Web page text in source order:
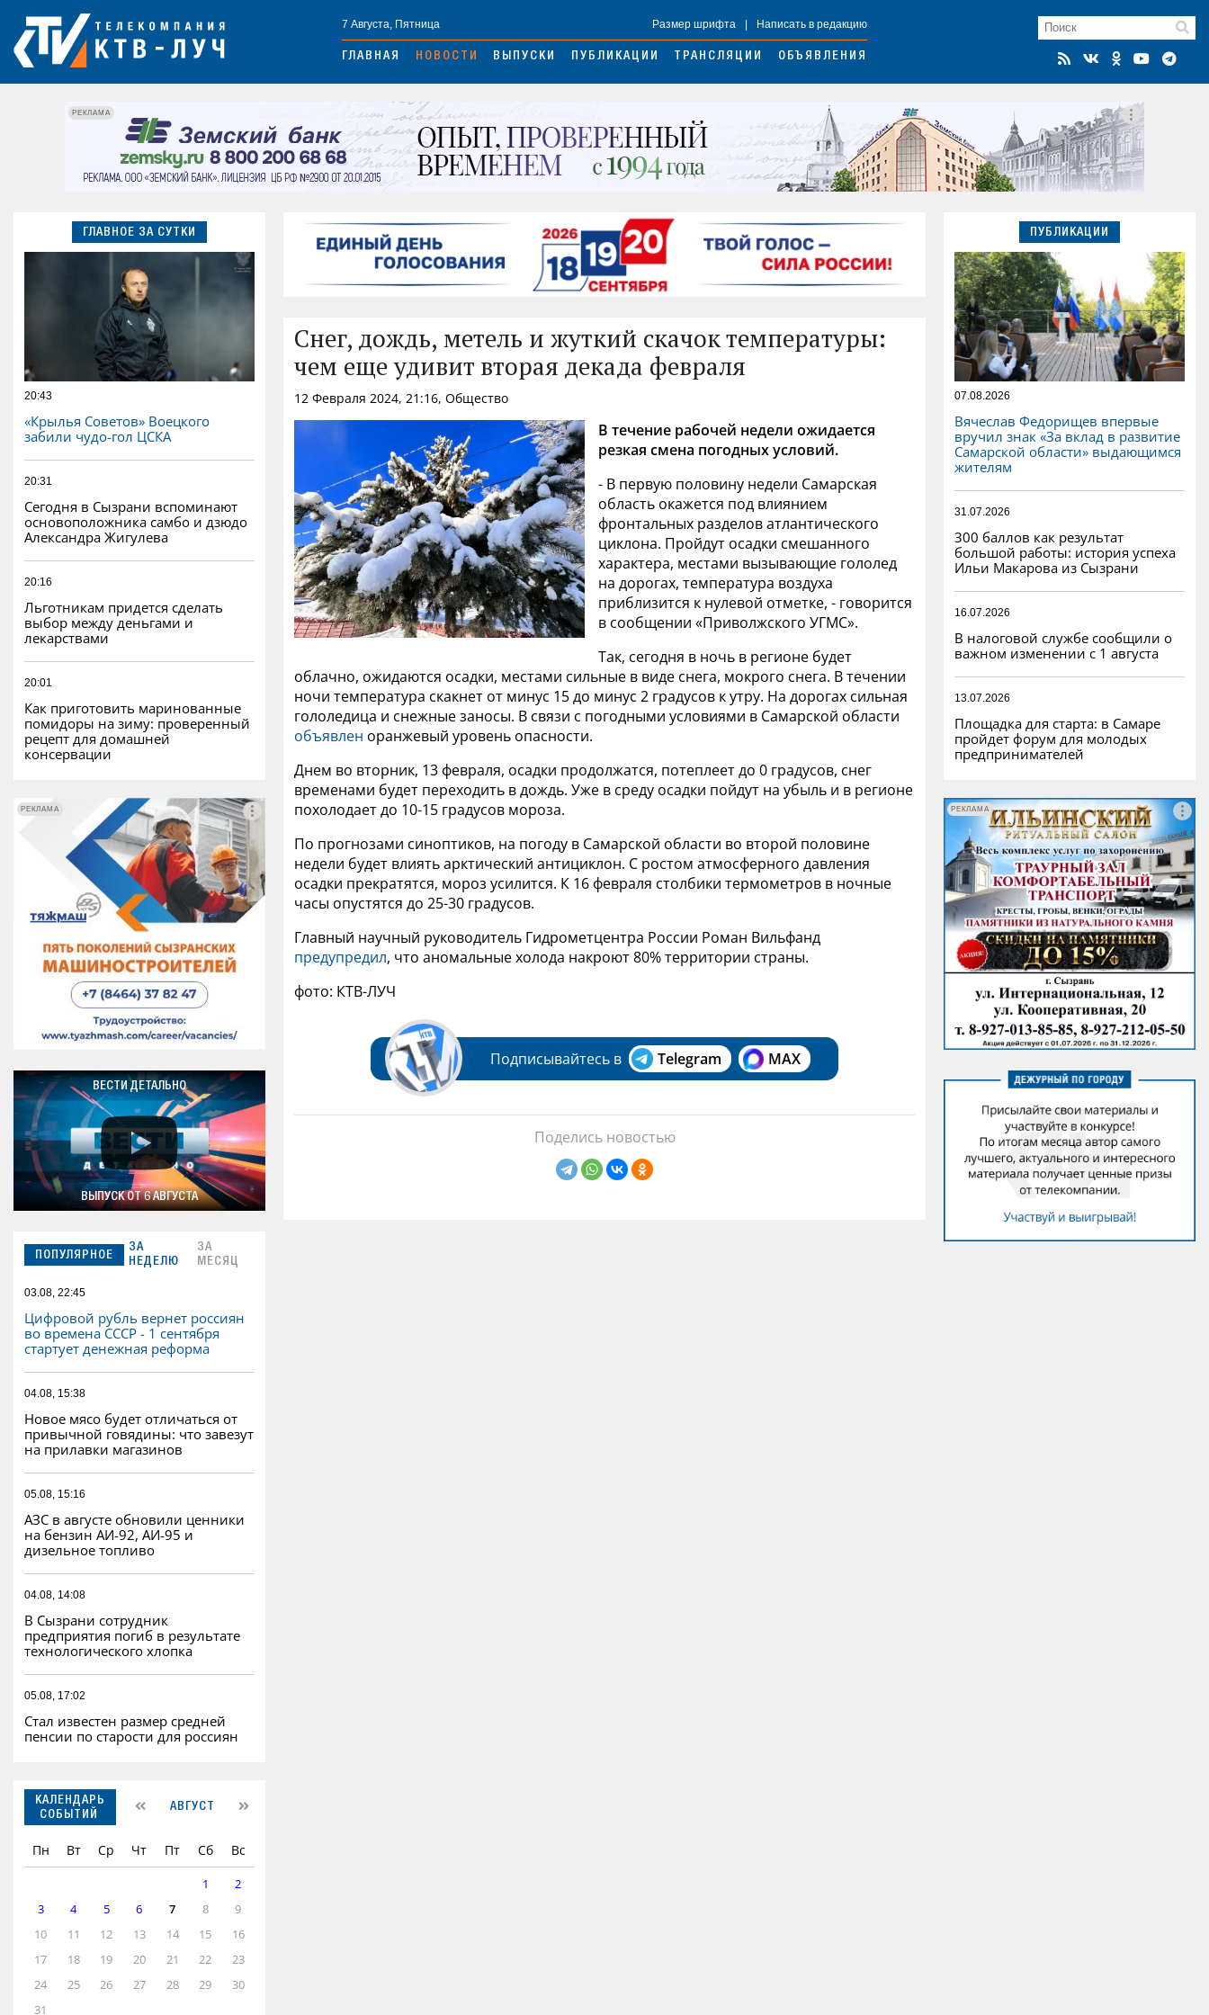
7 Августа, Пятница Размер шрифта Написать в редакцию
ГЛАВНАЯ НОВОСТИ ВЫПУСКИ ПУБЛИКАЦИИ ТРАНСЛЯЦИИ ОБЪЯВЛЕНИЯ
РЕКЛАМА
ГЛАВНОЕ ЗА СУТКИ
20:43
«Крылья Советов» Воецкого
забили чудо-гол ЦСКА
20:31
Сегодня в Сызрани вспоминают
основоположника самбо и дзюдо
Александра Жигулева
20:16
Льготникам придется сделать
выбор между деньгами и
лекарствами
20:01
Как приготовить маринованные
помидоры на зиму: проверенный
рецепт для домашней
консервации
РЕКЛАМА РЕКЛАМА
ВЕСТИ ДЕТАЛЬНО
ВЫПУСК ОТ 6 АВГУСТА
ПОПУЛЯРНОЕ
ЗА
НЕДЕЛЮ
ЗА
МЕСЯЦ
03.08, 22:45
Цифровой рубль вернет россиян
во времена СССР - 1 сентября
стартует денежная реформа
04.08, 15:38
Новое мясо будет отличаться от
привычной говядины: что завезут
на прилавки магазинов
05.08, 15:16
АЗС в августе обновили ценники
на бензин АИ-92, АИ-95 и
дизельное топливо
04.08, 14:08
В Сызрани сотрудник
предприятия погиб в результате
технологического хлопка
05.08, 17:02
Стал известен размер средней
пенсии по старости для россиян
КАЛЕНДАРЬ
СОБЫТИЙ
АВГУСТ
Пн Вт Ср Чт Пт Сб Вс
1
2
3
4 5 6 7 8
9
10
11 12 13 14 15
16
17
18 19 20 21 22
23
24
25 26 27 28 29
30
31
Снег, дождь, метель и жуткий скачок температуры:
чем еще удивит вторая декада февраля
12 Февраля 2024, 21:16, Общество
В течение рабочей недели ожидается
резкая смена погодных условий.
- В первую половину недели Самарская
область окажется под влиянием
фронтальных разделов атлантического
циклона. Пройдут осадки смешанного
характера, местами вызывающие гололед
на дорогах, температура воздуха
приблизится к нулевой отметке, - говорится
в сообщении «Приволжского УГМС».
Так, сегодня в ночь в регионе будет
облачно, ожидаются осадки, местами сильные в виде снега, мокрого снега. В течении
ночи температура скакнет от минус 15 до минус 2 градусов к утру. На дорогах сильная
гололедица и снежные заносы. В связи с погодными условиями в Самарской области
объявлен оранжевый уровень опасности.
Днем во вторник, 13 февраля, осадки продолжатся, потеплеет до 0 градусов, снег
временами будет переходить в дождь. Уже в среду осадки пойдут на убыль и в регионе
похолодает до 10-15 градусов мороза.
По прогнозами синоптиков, на погоду в Самарской области во второй половине
недели будет влиять арктический антициклон. С ростом атмосферного давления
осадки прекратятся, мороз усилится. К 16 февраля столбики термометров в ночные
часы опустятся до 25-30 градусов.
Главный научный руководитель Гидрометцентра России Роман Вильфанд
предупредил, что аномальные холода накроют 80% территории страны.
фото: КТВ-ЛУЧ
Подписывайтесь в Telegram MAX
Поделись новостью
ПУБЛИКАЦИИ
07.08.2026
Вячеслав Федорищев впервые
вручил знак «За вклад в развитие
Самарской области» выдающимся
жителям
31.07.2026
300 баллов как результат
большой работы: история успеха
Ильи Макарова из Сызрани
16.07.2026
В налоговой службе сообщили о
важном изменении с 1 августа
13.07.2026
Площадка для старта: в Самаре
пройдет форум для молодых
предпринимателей
РЕКЛАМА